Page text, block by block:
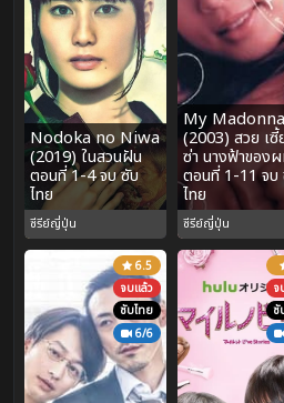
Nodoka no Niwa
(2019) ในสวนฝัน
ตอนที่ 1-4 จบ ซับ
ไทย
ซีรีย์ญี่ปุ่น
My Madonna
(2003) สวย เซี้
ซ่า นางฟ้าของ
ตอนที่ 1-11 จบ
ไทย
ซีรีย์ญี่ปุ่น
6.5
จบแล้ว
ซับไทย
6/6
จ
ซั